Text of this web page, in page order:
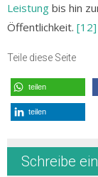
Leistung bis hin
Öffentlichkeit. [12]
Teile diese Seite
teilen
teilen
Schreibe